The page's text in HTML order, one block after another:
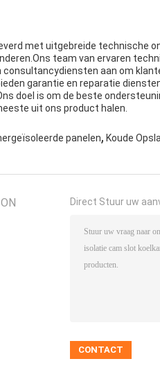
met uitgebreide technische
team van ervaren
aan om
garantie en reparatie
doel is om de beste
uit ons product halen.
panelen, Koude
Direct Stuur uw